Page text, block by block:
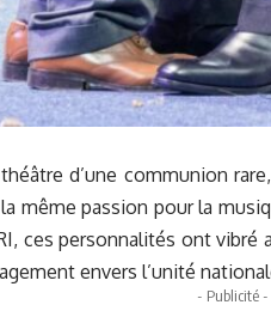
d’une communion
même passion pour la
ces personnalités ont
envers l’unité
- Publicité -